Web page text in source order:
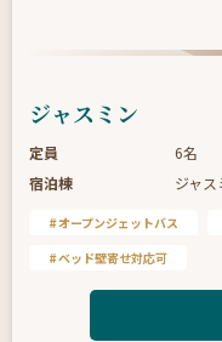
ジャスミン
定員
6名
宿泊棟
ジャス
オープンジェットバス
ベッド壁寄せ対応可